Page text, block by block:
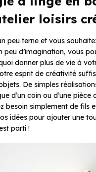
loisirs
peu terne et vous
peu d’imagination, vous
donner plus de vie à
esprit de créativité
De simples
d’un coin ou d’une pièce
besoin simplement de fils
idées pour ajouter une
parti !